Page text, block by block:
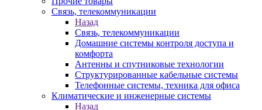
Связь, телекоммуникации
Назад
Связь, телекоммуникации
Домашние системы контроля доступа и
комфорта
Антенны и спутниковые технологии
Структурированные кабельные системы
Телефонные системы, техника для офиса
Климатические и инженерные системы
Назад